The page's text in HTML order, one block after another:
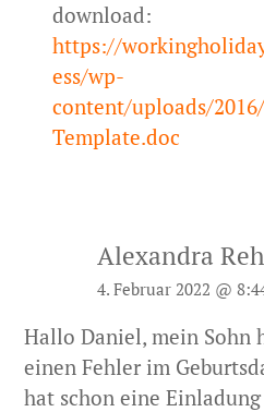
download:
https://
ess/wp-
content/uploads/
Template.doc
Alexandra
4. Februar 2022 @
Hallo Daniel, mein Sohn
einen Fehler im
hat schon eine